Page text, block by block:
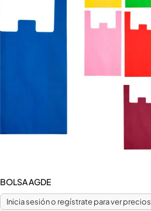
BOLSA AGDE
Inicia sesión o regístrate para ver precios